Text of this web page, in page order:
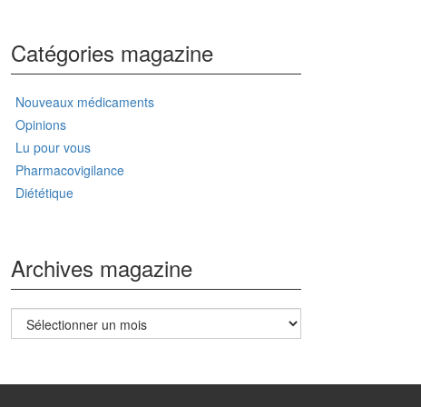
Catégories magazine
Nouveaux médicaments
Opinions
Lu pour vous
Pharmacovigilance
Diététique
Archives magazine
Archives
magazine